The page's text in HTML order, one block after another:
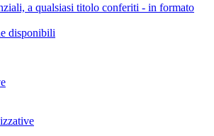
a qualsiasi titolo conferiti - in formato
disponibili